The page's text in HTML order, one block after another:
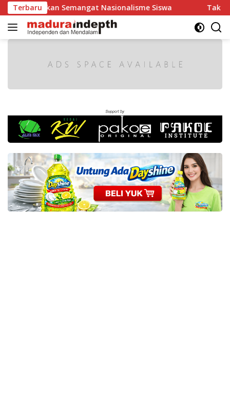
Langsung
ke
konten
Terbaru
Semangat Nasionalisme Siswa Tak Boleh Ada